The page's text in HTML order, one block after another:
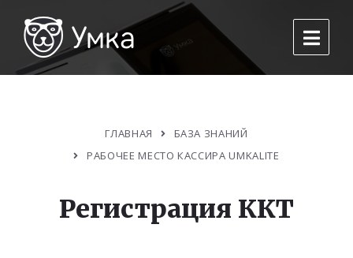
ГЛАВНАЯ
БАЗА ЗНАНИЙ
РАБОЧЕЕ МЕСТО КАССИРА UMKALITE
Регистрация ККТ